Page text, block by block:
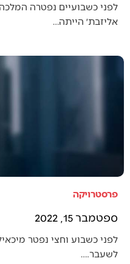
אליזבת׳ הייתה…
פרסטרויקה
ספטמבר 15, 2022
לפני כשבוע וחצי נפטר
לשעבר.…